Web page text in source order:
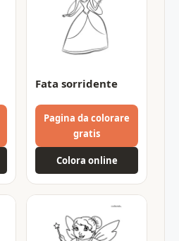
Fata sorridente
Pagina da colorare
gratis
Colora online